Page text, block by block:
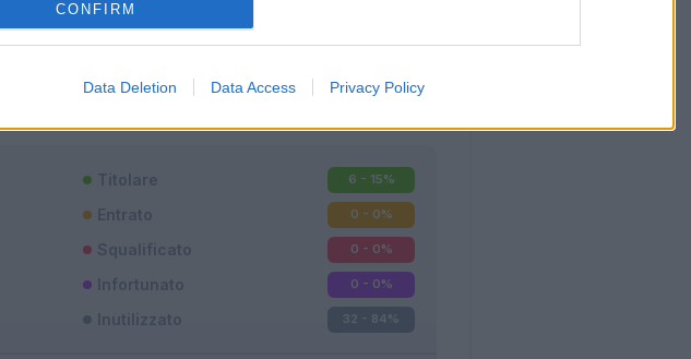
CONFIRM
Data Deletion Data Access Privacy Policy
Classic Mantra
Titolare 6 - 15%
Entrato 0 - 0%
Squalificato 0 - 0%
Infortunato 0 - 0%
Inutilizzato 32 - 84%